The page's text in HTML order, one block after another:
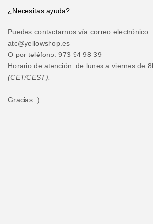
¿Necesitas ayuda?
Puedes contactarnos vía correo electrónico:
atc@yellowshop.es
O por teléfono: 973 94 98 39
Horario de atención: de lunes a viernes de
(CET/CEST).
Gracias :)